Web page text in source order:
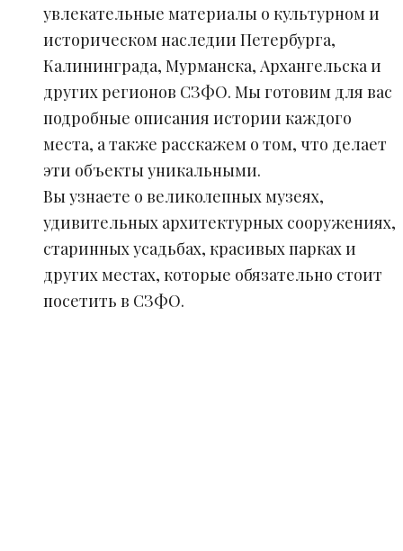
увлекательные материалы о культурном и
историческом наследии Петербурга,
Калининграда, Мурманска, Архангельска и
других регионов СЗФО. Мы готовим для вас
подробные описания истории каждого
места, а также расскажем о том, что делает
эти объекты уникальными.
Вы узнаете о великолепных музеях,
удивительных архитектурных сооружениях,
старинных усадьбах, красивых парках и
других местах, которые обязательно стоит
посетить в СЗФО.